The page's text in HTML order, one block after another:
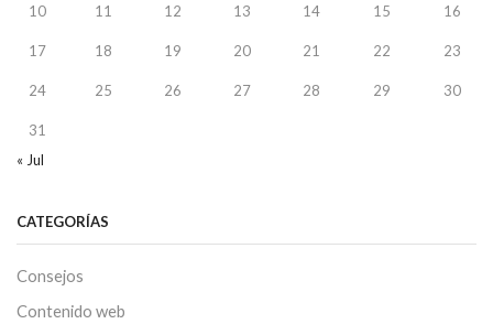
10 11 12 13 14 15 16
17 18 19 20 21 22 23
24 25 26 27 28 29 30
31
« Jul
CATEGORÍAS
Consejos
Contenido web